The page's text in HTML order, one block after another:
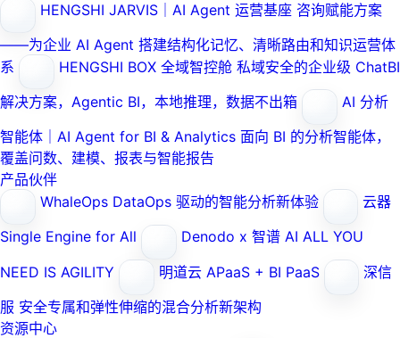
HENGSHI JARVIS｜AI Agent 运营基座 咨询赋能方案
——为企业 AI Agent 搭建结构化记忆、清晰路由和知识运营体
系
HENGSHI BOX 全域智控舱 私域安全的企业级 ChatBI
解决方案，Agentic BI，本地推理，数据不出箱
AI 分析
智能体｜AI Agent for BI & Analytics 面向 BI 的分析智能体，
覆盖问数、建模、报表与智能报告
产品伙伴
WhaleOps DataOps 驱动的智能分析新体验
云器
Single Engine for All
Denodo x 智谱 AI ALL YOU
NEED IS AGILITY
明道云 APaaS + BI PaaS
深信
服 安全专属和弹性伸缩的混合分析新架构
资源中心